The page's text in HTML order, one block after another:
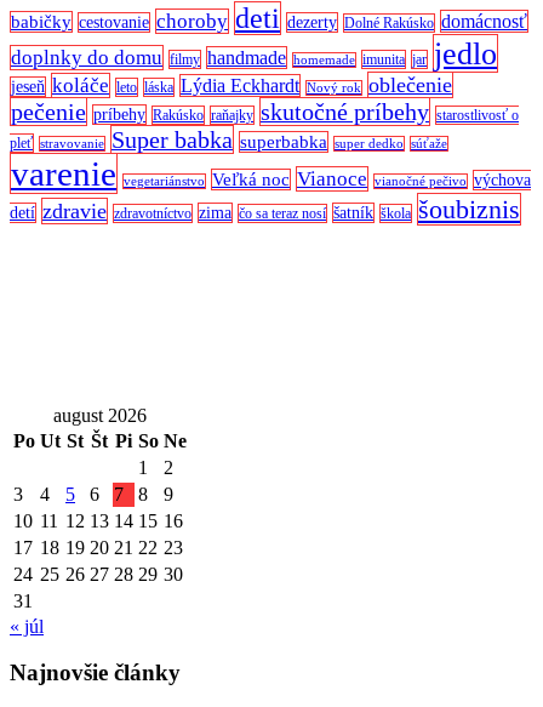
babičky cestovanie choroby deti dezerty Dolné Rakúsko domácnosť
doplnky do domu filmy handmade homemade imunita jar jedlo
jeseň koláče leto láska Lýdia Eckhardt Nový rok oblečenie
pečenie príbehy Rakúsko raňajky skutočné príbehy starostlivosť o
pleť stravovanie Super babka superbabka super dedko súťaže
varenie vegetariánstvo Veľká noc Vianoce vianočné pečivo
výchova
detí zdravie zdravotníctvo zima čo sa teraz nosí šatník škola šoubiznis
august 2026
Po Ut St Št Pi So Ne
1
2
3
4 5 6 7 8
9
10 11 12 13 14 15 16
17 18 19 20 21 22 23
24 25 26 27 28 29 30
31
« júl
Najnovšie články